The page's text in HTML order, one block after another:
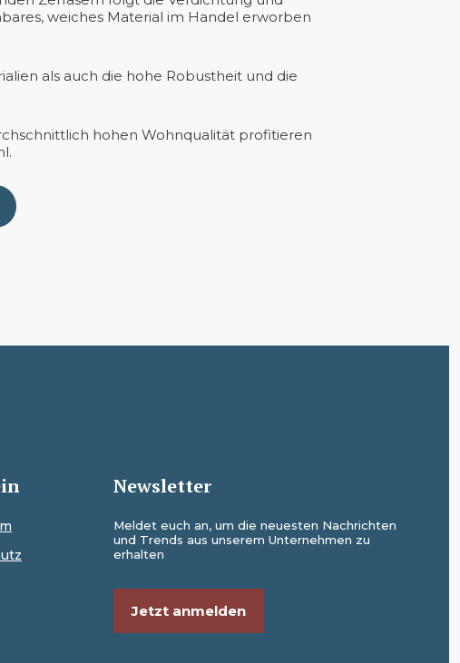
weiches Material im Handel erworben
als auch die hohe Robustheit und die
hohen Wohnqualität profitieren
Newsletter
Meldet euch an, um die neuesten Nachrichten
und Trends aus unserem Unternehmen zu
erhalten
Jetzt anmelden